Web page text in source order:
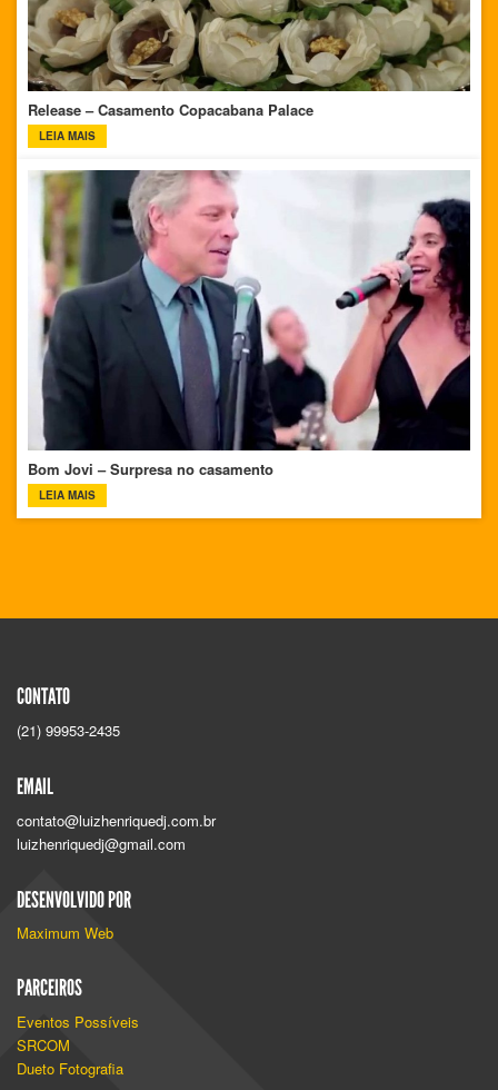
Release – Casamento Copacabana Palace
LEIA MAIS
Bom Jovi – Surpresa no casamento
LEIA MAIS
CONTATO
(21) 99953-2435
EMAIL
contato@luizhenriquedj.com.br
luizhenriquedj@gmail.com
DESENVOLVIDO POR
Maximum Web
PARCEIROS
Eventos Possíveis
SRCOM
Dueto Fotografia